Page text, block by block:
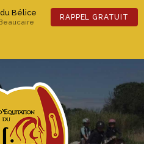
Bélice RAPPEL GRATUIT